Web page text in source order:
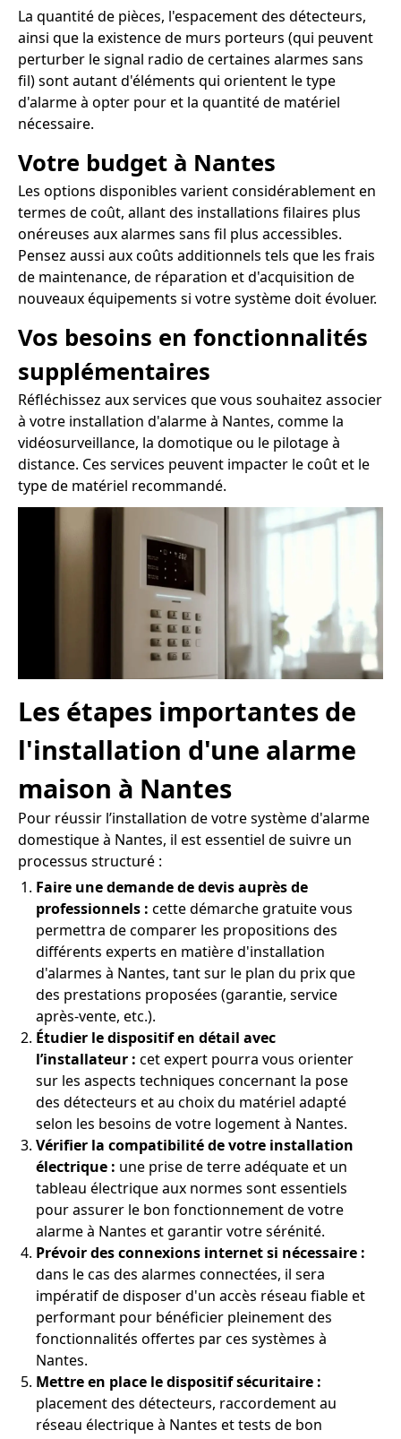
La quantité de pièces, l'espacement des détecteurs,
ainsi que la existence de murs porteurs (qui peuvent
perturber le signal radio de certaines alarmes sans
fil) sont autant d'éléments qui orientent le type
d'alarme à opter pour et la quantité de matériel
nécessaire.
Votre budget à Nantes
Les options disponibles varient considérablement en
termes de coût, allant des installations filaires plus
onéreuses aux alarmes sans fil plus accessibles.
Pensez aussi aux coûts additionnels tels que les frais
de maintenance, de réparation et d'acquisition de
nouveaux équipements si votre système doit évoluer.
Vos besoins en fonctionnalités
supplémentaires
Réfléchissez aux services que vous souhaitez associer
à votre installation d'alarme à Nantes, comme la
vidéosurveillance, la domotique ou le pilotage à
distance. Ces services peuvent impacter le coût et le
type de matériel recommandé.
Les étapes importantes de
l'installation d'une alarme
maison à Nantes
Pour réussir l’installation de votre système d'alarme
domestique à Nantes, il est essentiel de suivre un
processus structuré :
Faire une demande de devis auprès de
professionnels : cette démarche gratuite vous
permettra de comparer les propositions des
différents experts en matière d'installation
d'alarmes à Nantes, tant sur le plan du prix que
des prestations proposées (garantie, service
après-vente, etc.).
Étudier le dispositif en détail avec
l’installateur : cet expert pourra vous orienter
sur les aspects techniques concernant la pose
des détecteurs et au choix du matériel adapté
selon les besoins de votre logement à Nantes.
Vérifier la compatibilité de votre installation
électrique : une prise de terre adéquate et un
tableau électrique aux normes sont essentiels
pour assurer le bon fonctionnement de votre
alarme à Nantes et garantir votre sérénité.
Prévoir des connexions internet si nécessaire :
dans le cas des alarmes connectées, il sera
impératif de disposer d'un accès réseau fiable et
performant pour bénéficier pleinement des
fonctionnalités offertes par ces systèmes à
Nantes.
Mettre en place le dispositif sécuritaire :
placement des détecteurs, raccordement au
réseau électrique à Nantes et tests de bon